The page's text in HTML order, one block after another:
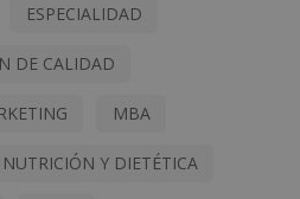
ESPECIALIDAD
DE CALIDAD
MBA
NUTRICIÓN Y DIETÉTICA